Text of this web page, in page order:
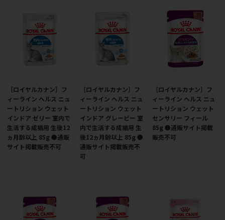
［ロイヤルカナン］フ
ィーライン ヘルス ニュ
ートリション ウェット
インドア ゼリー 室内で
生活する成猫用 生後12
ヵ月齢以上 85g ●通販
サイト掲載販売不可
［ロイヤルカナン］フ
ィーライン ヘルス ニュ
ートリション ウェット
インドア グレービー 室
内で生活する成猫用 生
後12ヵ月齢以上 85g ●
通販サイト掲載販売不
可
［ロイヤルカナン］フ
ィーライン ヘルス ニュ
ートリション ウェット
センサリー フィール
85g ●通販サイト掲載
販売不可